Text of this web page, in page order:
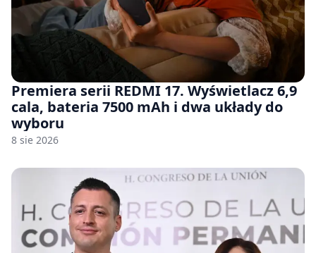
Premiera serii REDMI 17. Wyświetlacz 6,9
cala, bateria 7500 mAh i dwa układy do
wyboru
8 sie 2026